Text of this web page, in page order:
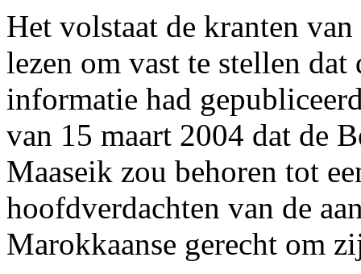
Het volstaat de kranten
lezen om vast te stellen dat
informatie had
van 15 maart 2004 dat de
Maaseik zou behoren tot
hoofdverdachten van de
Marokkaanse gerecht om